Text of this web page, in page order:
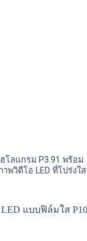
โลแกรม P3.91 พร้อม
พวิดีโอ LED ที่โปร่งใส